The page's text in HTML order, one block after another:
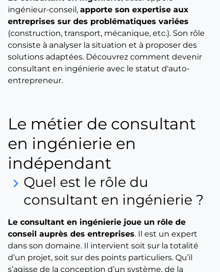
ingénieur-conseil, apporte son expertise aux
entreprises sur des problématiques variées
(construction, transport, mécanique, etc.). Son rôle
consiste à analyser la situation et à proposer des
solutions adaptées. Découvrez comment devenir
consultant en ingénierie avec le statut d'auto-
entrepreneur.
Le métier de consultant
en ingénierie en
indépendant
keyboard_arrow_right Quel est le rôle du
consultant en ingénierie ?
Le consultant en ingénierie joue un rôle de
conseil auprès des entreprises. Il est un expert
dans son domaine. Il intervient soit sur la totalité
d’un projet, soit sur des points particuliers. Qu’il
s’agisse de la conception d’un système, de la